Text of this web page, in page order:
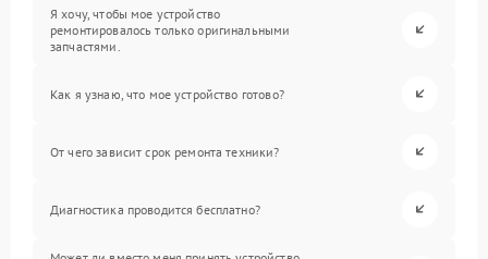
Я хочу, чтобы мое устройство
ремонтировалось только оригинальными
запчастями.
Как я узнаю, что мое устройство готово?
От чего зависит срок ремонта техники?
Диагностика проводится бесплатно?